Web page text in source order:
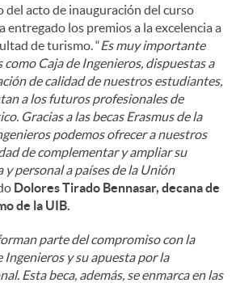
del acto de inauguración del curso
entregado los premios a la excelencia a
de turismo. “Es muy importante
Caja de Ingenieros, dispuestas a
de calidad de nuestros estudiantes,
a los futuros profesionales de
Gracias a las becas Erasmus de la
podemos ofrecer a nuestros
de complementar y ampliar su
y personal a países de la Unión
Dolores Tirado Bennasar, decana de
de la UIB.
parte del compromiso con la
Ingenieros y su apuesta por la
Esta beca, además, se enmarca en las